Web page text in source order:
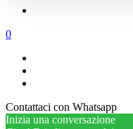
0
Contattaci con Whatsapp
Inizia una conversazione